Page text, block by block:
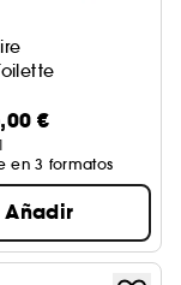
€
en 3 formatos
Añadir